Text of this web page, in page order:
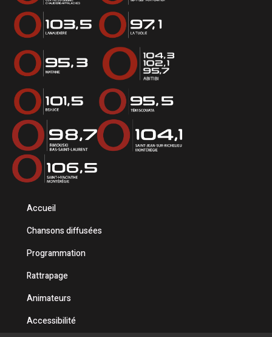
Accueil
Chansons diffusées
Programmation
Rattrapage
Animateurs
Accessibilité